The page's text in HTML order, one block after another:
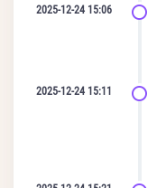
2025-12-24 15:06
2025-12-24 15:11